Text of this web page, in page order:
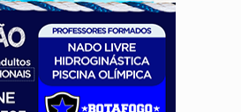
venda de medicamentos pela Shopee, mas
Nova lei endurece punição por abuso sexual contra
E RISCOS:Retirada de fiação irregular avança no país e em PVH